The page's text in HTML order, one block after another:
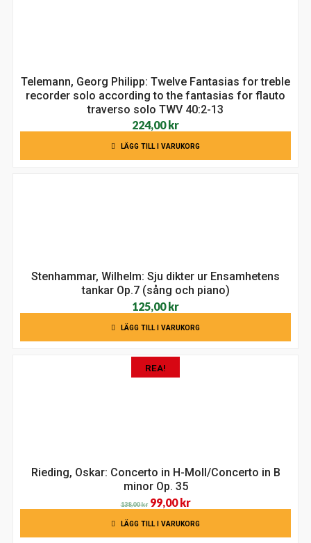
Telemann, Georg Philipp: Twelve Fantasias for treble
recorder solo according to the fantasias for flauto
traverso solo TWV 40:2-13
224,00 kr
LÄGG TILL I VARUKORG
Stenhammar, Wilhelm: Sju dikter ur Ensamhetens
tankar Op.7 (sång och piano)
125,00 kr
LÄGG TILL I VARUKORG
REA!
Rieding, Oskar: Concerto in H-Moll/Concerto in B
minor Op. 35
138,00kr Det
ursprungliga
priset
99,00krDet
nuvarande
priset
LÄGG TILL I VARUKORG